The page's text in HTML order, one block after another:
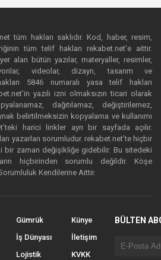
tüm hakları saklıdır. Kod, haber, resim,
tüm telif hakları rekabet.net’e aittir.
alan bütün yazılar, materyaller, resimler,
videolar, dizayn, tasarım ve
5846 numaralı yasa telif hakları
yazılı izni olmaksızın ticari olarak
dağıtılamaz, değiştirilemez,
belirtilmeksizin kopyalama ve kullanımı
harici linkler ayrı bir sayfada açılır.
yazarları sorumludur. rekabet.net’te hiçbir
bir zaman değişikliğe gidebilir. Bu sitedeki
hiçbirinden sorumlu değildir. Köşe
Sorumluluk Kendilerine Aittir.
Gümrük
İş Dünyası
Lojistik
Künye
İletişim
KVKK
BÜLTEN